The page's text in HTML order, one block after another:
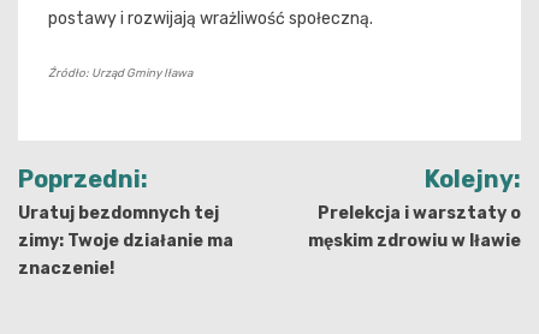
postawy i rozwijają wrażliwość społeczną.
Źródło: Urząd Gminy Iława
Nawigacja
wpisu
Poprzedni:
Uratuj bezdomnych tej
zimy: Twoje działanie ma
znaczenie!
Kolejny:
Prelekcja i warsztaty o
męskim zdrowiu w Iławie